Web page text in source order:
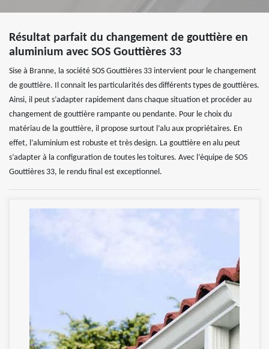
Résultat parfait du changement de gouttière en
aluminium avec SOS Gouttières 33
Sise à Branne, la société SOS Gouttières 33 intervient pour le changement
de gouttière. Il connait les particularités des différents types de gouttières.
Ainsi, il peut s’adapter rapidement dans chaque situation et procéder au
changement de gouttière rampante ou pendante. Pour le choix du
matériau de la gouttière, il propose surtout l’alu aux propriétaires. En
effet, l’aluminium est robuste et très design. La gouttière en alu peut
s’adapter à la configuration de toutes les toitures. Avec l’équipe de SOS
Gouttières 33, le rendu final est exceptionnel.